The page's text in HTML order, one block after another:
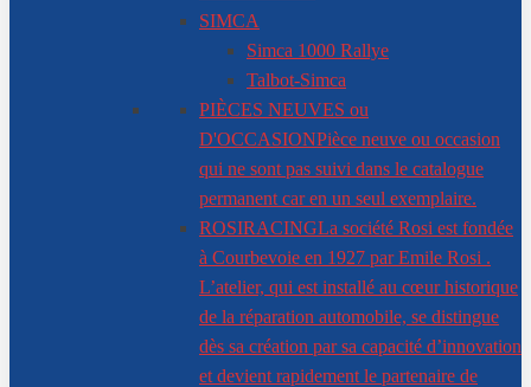
SIMCA
Simca 1000 Rallye
Talbot-Simca
PIÈCES NEUVES ou
D'OCCASIONPièce neuve ou occasion
qui ne sont pas suivi dans le catalogue
permanent car en un seul exemplaire.
ROSIRACINGLa société Rosi est fondée
à Courbevoie en 1927 par Emile Rosi .
L’atelier, qui est installé au cœur historique
de la réparation automobile, se distingue
dès sa création par sa capacité d’innovation
et devient rapidement le partenaire de